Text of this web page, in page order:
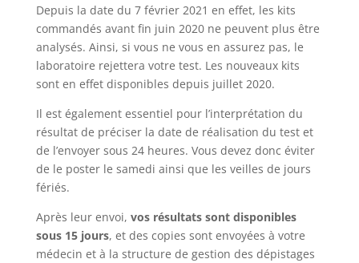
Depuis la date du 7 février 2021 en effet, les kits
commandés avant fin juin 2020 ne peuvent plus être
analysés. Ainsi, si vous ne vous en assurez pas, le
laboratoire rejettera votre test. Les nouveaux kits
sont en effet disponibles depuis juillet 2020.
Il est également essentiel pour l’interprétation du
résultat de préciser la date de réalisation du test et
de l’envoyer sous 24 heures. Vous devez donc éviter
de le poster le samedi ainsi que les veilles de jours
fériés.
Après leur envoi, vos résultats sont disponibles
sous 15 jours, et des copies sont envoyées à votre
médecin et à la structure de gestion des dépistages